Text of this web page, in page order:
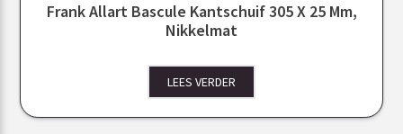
Frank Allart Bascule Kantschuif 305 X 25 Mm,
Nikkelmat
LEES VERDER